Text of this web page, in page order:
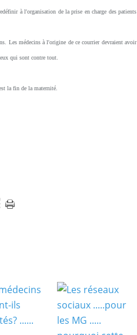
à l'organisation de la prise en charge des patients
Les médecins à l'origine de ce courrier devraient avoir
qui sont contre tout.
la fin de la maternité.